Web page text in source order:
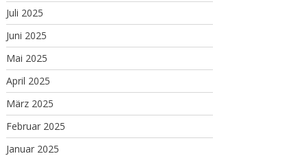
Juli 2025
Juni 2025
Mai 2025
April 2025
März 2025
Februar 2025
Januar 2025